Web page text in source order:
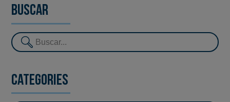
Buscar
Categories